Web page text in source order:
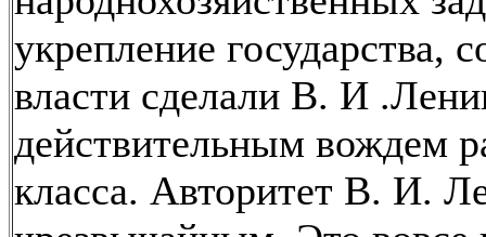
укрепление государства,
власти сделали В. И
действительным вождем
класса. Авторитет В. И.